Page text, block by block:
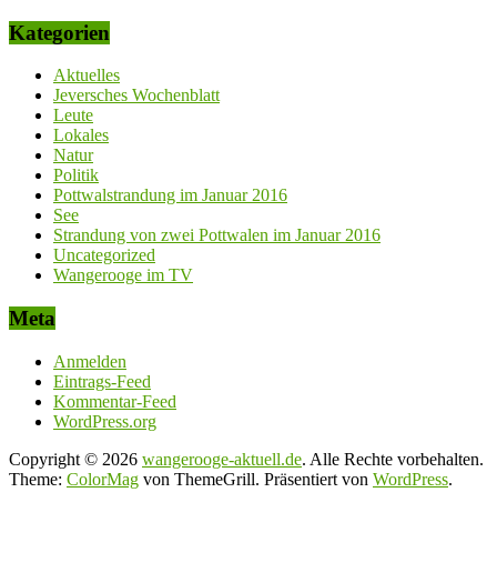
Kategorien
Aktuelles
Jeversches Wochenblatt
Leute
Lokales
Natur
Politik
Pottwalstrandung im Januar 2016
See
Strandung von zwei Pottwalen im Januar 2016
Uncategorized
Wangerooge im TV
Meta
Anmelden
Eintrags-Feed
Kommentar-Feed
WordPress.org
Copyright © 2026 wangerooge-aktuell.de. Alle Rechte vorbehalten.
Theme: ColorMag von ThemeGrill. Präsentiert von WordPress.